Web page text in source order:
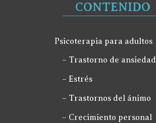
CONTENIDO
Psicoterapia para adultos
– Trastorno de ansiedad
– Estrés
– Trastornos del ánimo
– Crecimiento personal